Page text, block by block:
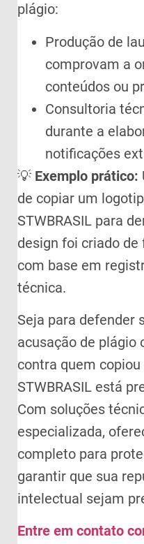
plágio:
Produção de
comprovam a
conteúdos ou
Consultoria
durante a
notificações
💡 Exemplo prático:
de copiar um
STWBRASIL para
design foi criado
com base em
técnica.
Seja para defender
acusação de plágio
contra quem
STWBRASIL está
Com soluções
especializada,
completo para
garantir que sua
intelectual sejam
Entre em contato